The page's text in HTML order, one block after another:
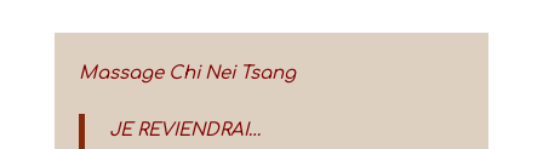
Massage Chi Nei Tsang
JE REVIENDRAI…